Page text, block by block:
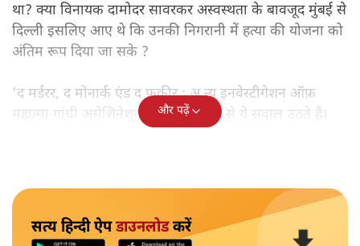
था? क्या विनायक दामोदर सावरकर अस्वस्थता के बावजूद मुंबई से
दिल्ली इसलिए आए थे कि उनकी निगरानी में हत्या की योजना को
अंतिम रूप दिया जा सके ?
'द मर्डरर, द मोनार्क एंड द फ़कीर : अ न्यू इनवेस्टीगेशन ऑफ़
महात्मा गांधी असेशिनेशन' नामक किताब से ये सवाल उठते हैं।
और पढ़ें
सत्य हिन्दी ऐपडाउनलोडकरें